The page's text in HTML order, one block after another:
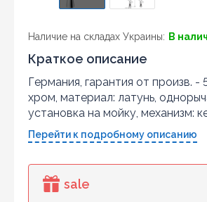
Наличие на складах Украины: В
Краткое описание
Германия, гарантия от произв. -
хром, материал: латунь,
установка на мойку, механизм:
Перейти к подробному описанию
sale